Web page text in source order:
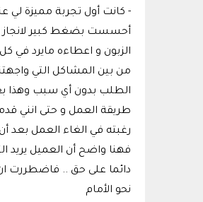
أحسست بضغط كبير لانجاز
الزبون و اعطاءه مايرد في كل
من بين المشاكل التي
الطلب بدون أي سبب وهذا
طريقة العمل و حتى انني
رغبته في الغاء العمل بعد
فهنا واضح أن العميل يريد
دائما على حق .. فاضطررت ان
نحو الأمام